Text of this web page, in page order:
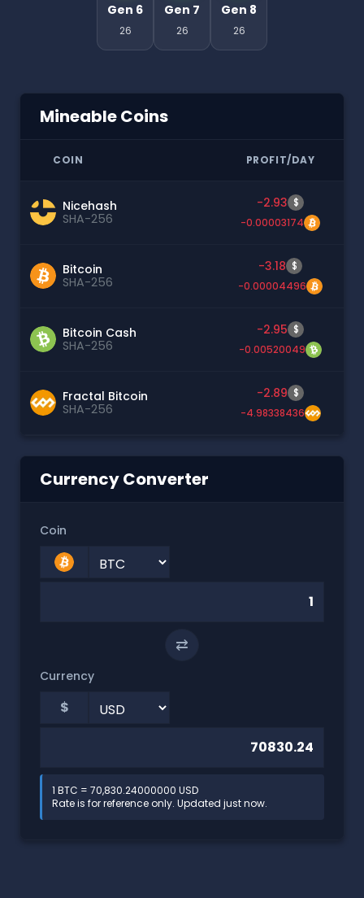
Gen 6
26
Gen 7
26
Gen 8
26
Mineable Coins
COIN PROFIT/DAY
Nicehash
SHA-256
-2.93 $
-0.00003174
Bitcoin
SHA-256
-3.18 $
-0.00004496
Bitcoin Cash
SHA-256
-2.95 $
-0.00520049
Fractal Bitcoin
SHA-256
-2.89 $
-4.98338436
Currency Converter
Coin
⇄
Currency
$
1 BTC = 70,830.24000000 USD
Rate is for reference only. Updated just now.